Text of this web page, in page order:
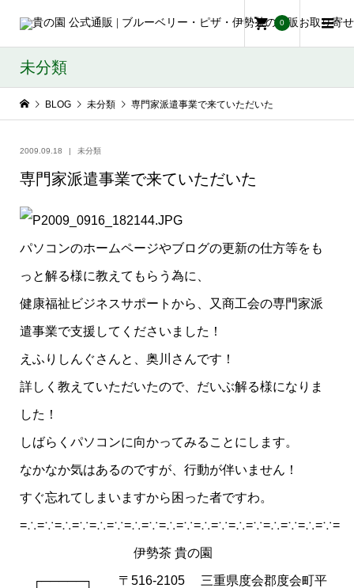
0
未分類
BLOG 未分類 専門家派遣事業で来ていただいた
2009.09.18 未分類
専門家派遣事業で来ていただいた
パソコンのホームページやブログの更新の仕方等をも
っと解る様に教えてもらう為に、
健康福祉ビジネスサポートから、又商工会の専門家派
遣事業で支援してくださいました！
えふりしんぐさんと、奥川さんです！
詳しく教えていただいたので、だいぶ解る様になりま
した！
しばらくパソコンに向かってみることにします。
なかなか気はあるのですが、行動が伴いません！
すぐ忘れてしまいますから困った者ですわ。
=∴=∵=∴=∵=∴=∵=∴=∵=∴=∵=∴=∵=∴=∵=∴=∵=∴=∵=
伊勢茶 貴の園
┌─────┐ 〒516-2105 三重県度会郡度会町平